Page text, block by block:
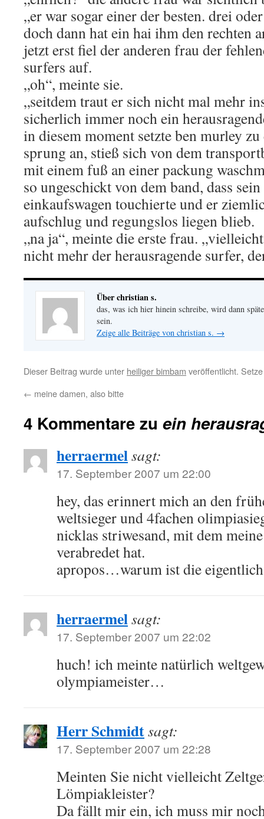
„er war sogar einer der besten. drei
doch dann hat ein hai ihm den rechten
jetzt erst fiel der anderen frau der
surfers auf.
„oh“, meinte sie.
„seitdem traut er sich nicht mal mehr
sicherlich immer noch ein
in diesem moment setzte ben murley
sprung an, stieß sich von dem
mit einem fuß an einer packung
so ungeschickt von dem band, dass
einkaufswagen touchierte und er
aufschlug und regungslos liegen blieb.
„na ja“, meinte die erste frau.
nicht mehr der herausragende surfer,
Über christian s.
das, was ich hier hinein schreibe, wird dann
sein.
Zeige alle Beiträge von christian s. →
Dieser Beitrag wurde unter heiliger bimbam veröffentlicht.
← meine damen, also bitte
4 Kommentare zu ein
herraermelsagt:
17. September 2007 um 22:00
hey, das erinnert mich an den
weltsieger und 4fachen
nicklas striwesand, mit dem
verabredet hat.
apropos…warum ist die
herraermelsagt:
17. September 2007 um 22:02
huch! ich meinte natürlich
olympiameister…
Herr Schmidtsagt:
17. September 2007 um 22:28
Meinten Sie nicht vielleicht
Lömpiakleister?
Da fällt mir ein, ich muss mir